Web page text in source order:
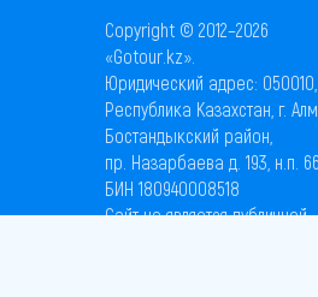
Copyright © 2012–2026
«Gotour.kz».
Юридический адрес: 050010,
Республика Казахстан, г.
Бостандыкский район,
пр. Назарбаева д. 193, н.п. 66
БИН 180940008518
Сайт не является публичной